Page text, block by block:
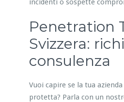
incidenti o sospette
Penetration
Svizzera:
consulenza
Vuoi capire se la tua azienda
protetta? Parla con un